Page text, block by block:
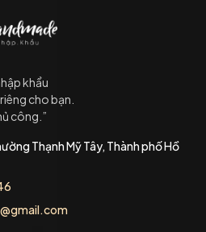
khẩu
cho bạn.
công.”
Thạnh Mỹ Tây, Thành phố Hồ